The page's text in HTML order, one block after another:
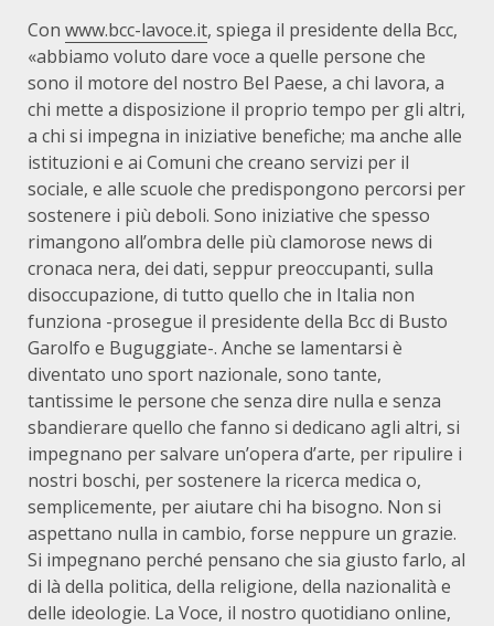
Con www.bcc-lavoce.it, spiega il presidente della Bcc,
«abbiamo voluto dare voce a quelle persone che
sono il motore del nostro Bel Paese, a chi lavora, a
chi mette a disposizione il proprio tempo per gli altri,
a chi si impegna in iniziative benefiche; ma anche alle
istituzioni e ai Comuni che creano servizi per il
sociale, e alle scuole che predispongono percorsi per
sostenere i più deboli. Sono iniziative che spesso
rimangono all’ombra delle più clamorose news di
cronaca nera, dei dati, seppur preoccupanti, sulla
disoccupazione, di tutto quello che in Italia non
funziona -prosegue il presidente della Bcc di Busto
Garolfo e Buguggiate-. Anche se lamentarsi è
diventato uno sport nazionale, sono tante,
tantissime le persone che senza dire nulla e senza
sbandierare quello che fanno si dedicano agli altri, si
impegnano per salvare un’opera d’arte, per ripulire i
nostri boschi, per sostenere la ricerca medica o,
semplicemente, per aiutare chi ha bisogno. Non si
aspettano nulla in cambio, forse neppure un grazie.
Si impegnano perché pensano che sia giusto farlo, al
di là della politica, della religione, della nazionalità e
delle ideologie. La Voce, il nostro quotidiano online,